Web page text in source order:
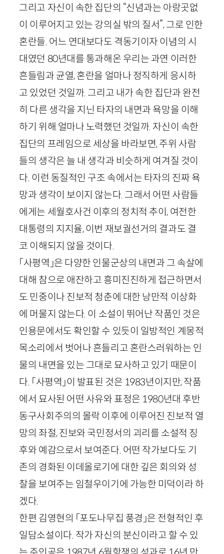
그리고 자신이 속한 집단의 “신념과는 아랑곳없
이 이루어지고 있는 강의실 밖의 질서”, 그로 인한
혼란들. 어느 연대보다도 격동기이자 이념의 시
대였던 80년대를 통과해온 우리는 과연 이러한
흔들림과 균열, 혼란을 얼마나 정직하게 응시하
고 있었던 것일까. 그리고 내가 속한 집단과 완전
히 다른 생각을 지닌 타자의 내면과 욕망을 이해
하기 위해 얼마나 노력했던 것일까. 자신이 속한
집단의 프레임으로 세상을 바라보면, 주위 사람
들의 생각은 늘 내 생각과 비슷하게 여겨질 것이
다. 이런 동질적인 구조 속에서는 타자의 진짜 욕
망과 생각이 보이지 않는다. 그래서 어떤 사람들
에게는 세월호사건 이후의 정치적 추이, 여전한
대통령의 지지율, 이번 재보궐선거의 결과도 결
코 이해되지 않을 것이다.
「사평역」은 다양한 인물군상의 내면과 그 속살에
대해 참으로 애잔하고 흥미진진하게 접근하면서
도 민중이나 진보적 청춘에 대한 낭만적 이상화
에 머물지 않는다. 이 소설이 뛰어난 작품인 것은
인용문에서도 확인할 수 있듯이 일방적인 계몽적
목소리에서 벗어나 흔들리고 혼란스러워하는 인
물의 내면을 있는 그대로 묘사하고 있기 때문이
다. 「사평역」이 발표된 것은 1983년이지만, 작품
에서 묘사된 어떤 사유와 표정은 1980년대 후반
동구사회주의의 몰락 이후에 이루어진 진보적 열
망의 좌절, 진보와 국민정서의 괴리를 소설적 징
후와 예감으로서 보여준다. 어떤 작가보다도 기
존의 경화된 이데올로기에 대한 깊은 회의와 성
찰을 보여주는 임철우이기에 가능한 미덕이라 하
겠다.
한편 김영현의 「포도나무집 풍경」은 전형적인 후
일담소설이다. 작가 자신의 분신이라고 할 수 있